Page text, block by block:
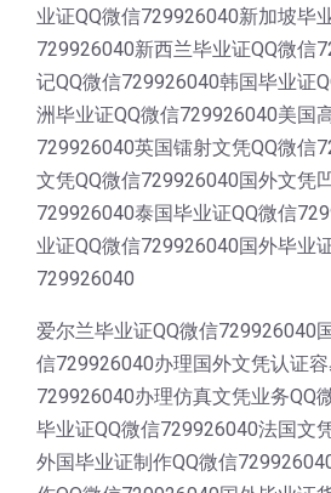
业证QQ微信729926040新加坡毕
729926040新西兰毕业证QQ微信
记QQ微信729926040韩国毕业证
洲毕业证QQ微信729926040美国
729926040英国镭射文凭QQ微信
文凭QQ微信729926040国外文凭
729926040泰国毕业证QQ微信
业证QQ微信729926040国外毕业
729926040
爱尔兰毕业证QQ微信729926040
信729926040办理国外文凭认证
729926040办理仿真文凭业务QQ
毕业证QQ微信729926040法国文
外国毕业证制作QQ微信